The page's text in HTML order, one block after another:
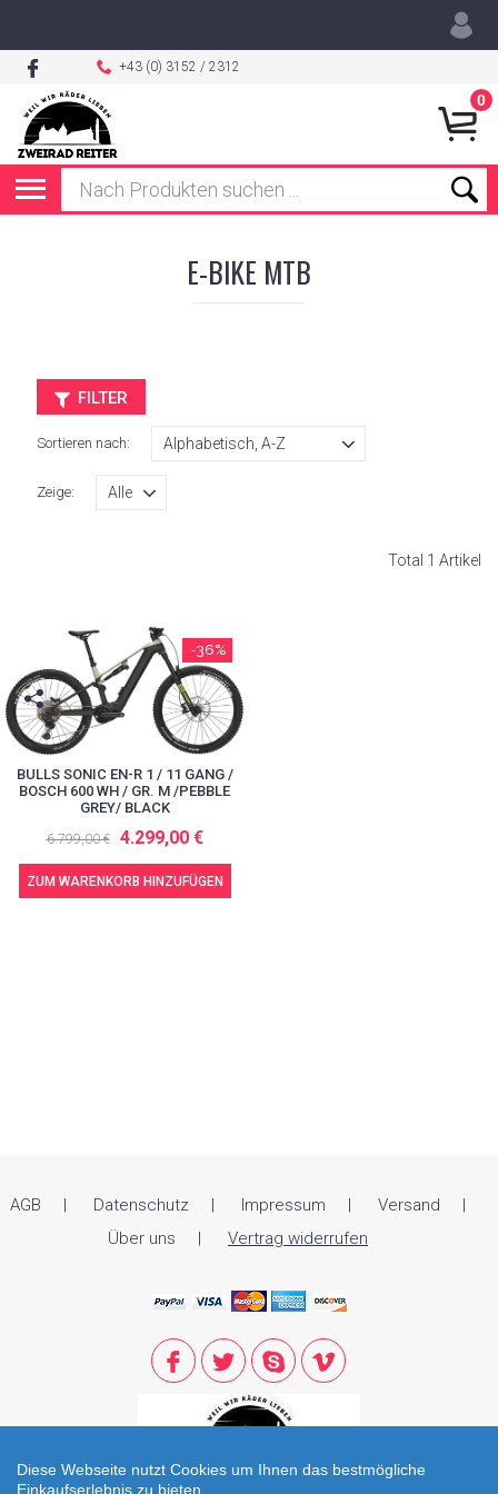
+43 (0) 3152 / 2312
0
E-BIKE MTB
FILTER
Sortieren nach:
Zeige:
Total 1 Artikel
-36%
BULLS SONIC EN-R 1 / 11 GANG /
BOSCH 600 WH / GR. M /PEBBLE
GREY/ BLACK
6.799,00 € 4.299,00 €
ZUM WARENKORB HINZUFÜGEN
AGB Datenschutz Impressum
Versand
Über uns
Vertrag widerrufen
Diese Webseite nutzt Cookies um Ihnen das bestmögliche
Einkaufserlebnis zu bieten.